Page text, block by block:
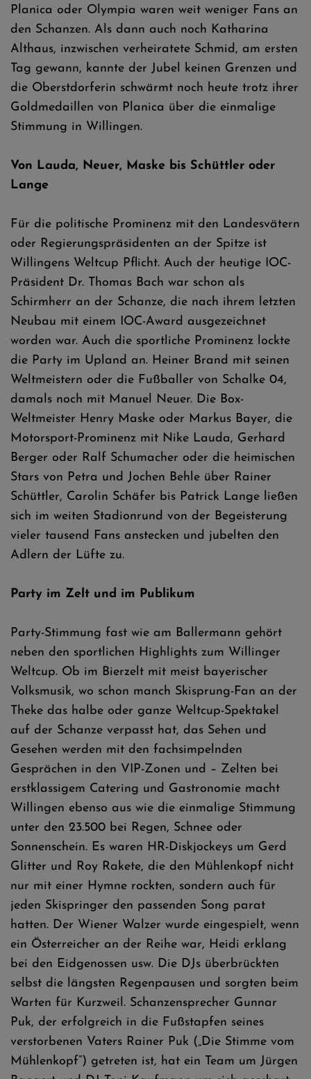
Planica oder Olympia waren weit weniger Fans an
den Schanzen. Als dann auch noch Katharina
Althaus, inzwischen verheiratete Schmid, am ersten
Tag gewann, kannte der Jubel keinen Grenzen und
die Oberstdorferin schwärmt noch heute trotz ihrer
Goldmedaillen von Planica über die einmalige
Stimmung in Willingen.
Von Lauda, Neuer, Maske bis Schüttler oder
Lange
Für die politische Prominenz mit den Landesvätern
oder Regierungspräsidenten an der Spitze ist
Willingens Weltcup Pflicht. Auch der heutige IOC-
Präsident Dr. Thomas Bach war schon als
Schirmherr an der Schanze, die nach ihrem letzten
Neubau mit einem IOC-Award ausgezeichnet
worden war. Auch die sportliche Prominenz lockte
die Party im Upland an. Heiner Brand mit seinen
Weltmeistern oder die Fußballer von Schalke 04,
damals noch mit Manuel Neuer. Die Box-
Weltmeister Henry Maske oder Markus Bayer, die
Motorsport-Prominenz mit Nike Lauda, Gerhard
Berger oder Ralf Schumacher oder die heimischen
Stars von Petra und Jochen Behle über Rainer
Schüttler, Carolin Schäfer bis Patrick Lange ließen
sich im weiten Stadionrund von der Begeisterung
vieler tausend Fans anstecken und jubelten den
Adlern der Lüfte zu.
Party im Zelt und im Publikum
Party-Stimmung fast wie am Ballermann gehört
neben den sportlichen Highlights zum Willinger
Weltcup. Ob im Bierzelt mit meist bayerischer
Volksmusik, wo schon manch Skisprung-Fan an der
Theke das halbe oder ganze Weltcup-Spektakel
auf der Schanze verpasst hat, das Sehen und
Gesehen werden mit den fachsimpelnden
Gesprächen in den VIP-Zonen und – Zelten bei
erstklassigem Catering und Gastronomie macht
Willingen ebenso aus wie die einmalige Stimmung
unter den 23.500 bei Regen, Schnee oder
Sonnenschein. Es waren HR-Diskjockeys um Gerd
Glitter und Roy Rakete, die den Mühlenkopf nicht
nur mit einer Hymne rockten, sondern auch für
jeden Skispringer den passenden Song parat
hatten. Der Wiener Walzer wurde eingespielt, wenn
ein Österreicher an der Reihe war, Heidi erklang
bei den Eidgenossen usw. Die DJs überbrückten
selbst die längsten Regenpausen und sorgten beim
Warten für Kurzweil. Schanzensprecher Gunnar
Puk, der erfolgreich in die Fußstapfen seines
verstorbenen Vaters Rainer Puk („Die Stimme vom
Mühlenkopf“) getreten ist, hat ein Team um Jürgen